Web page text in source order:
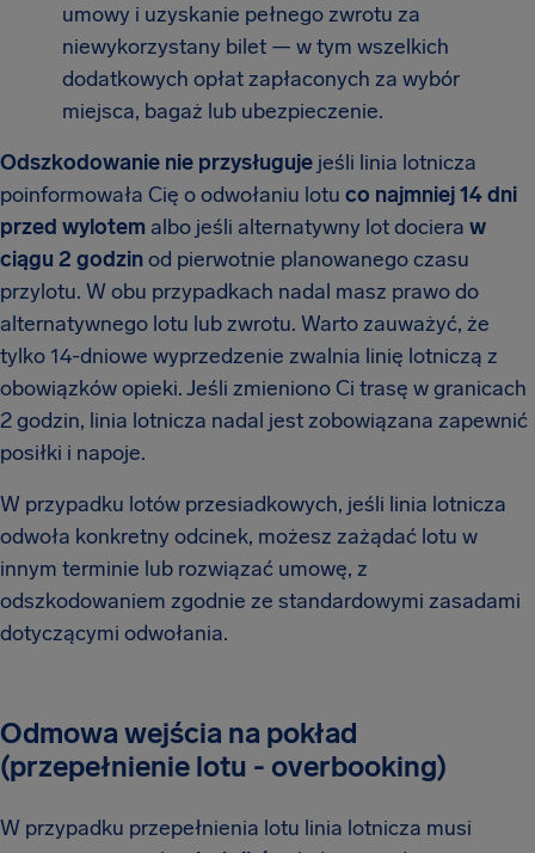
umowy i uzyskanie pełnego zwrotu za
niewykorzystany bilet — w tym wszelkich
dodatkowych opłat zapłaconych za wybór
miejsca, bagaż lub ubezpieczenie.
Odszkodowanie nie przysługuje jeśli linia lotnicza
poinformowała Cię o odwołaniu lotu co najmniej 14 dni
przed wylotem albo jeśli alternatywny lot dociera w
ciągu 2 godzinod pierwotnie planowanego czasu
przylotu. W obu przypadkach nadal masz prawo do
alternatywnego lotu lub zwrotu. Warto zauważyć, że
tylko 14-dniowe wyprzedzenie zwalnia linię lotniczą z
obowiązków opieki. Jeśli zmieniono Ci trasę w granicach
2 godzin, linia lotnicza nadal jest zobowiązana zapewnić
posiłki i napoje.
W przypadku lotów przesiadkowych, jeśli linia lotnicza
odwoła konkretny odcinek, możesz zażądać lotu w
innym terminie lub rozwiązać umowę, z
odszkodowaniem zgodnie ze standardowymi zasadami
dotyczącymi odwołania.
Odmowa wejścia na pokład
(przepełnienie lotu - overbooking)
W przypadku przepełnienia lotu linia lotnicza musi